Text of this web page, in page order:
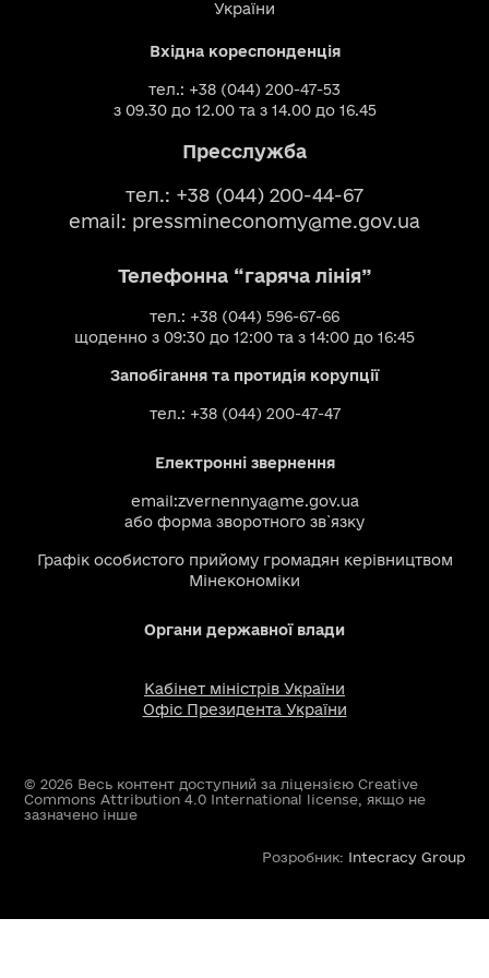
України
Вхідна кореспонденція
тел.: +38 (044) 200-47-53
з 09.30 до 12.00 та з 14.00 до 16.45
Пресслужба
тел.: +38 (044) 200-44-67
email: pressmineconomy@me.gov.ua
Телефонна “гаряча лінія”
тел.: +38 (044) 596-67-66
щоденно з 09:30 до 12:00 та з 14:00 до 16:45
Запобігання та протидія корупції
тел.: +38 (044) 200-47-47
Електронні звернення
email:zvernennya@me.gov.ua
або форма зворотного зв`язку
Графік особистого прийому громадян керівництвом
Мінекономіки
Органи державної влади
Кабінет міністрів України
Офіс Президента України
© 2026 Весь контент доступний за ліцензією Creative
Commons Attribution 4.0 International license, якщо не
зазначено інше
Розробник: Intecracy Group